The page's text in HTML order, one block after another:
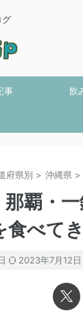
グ
事 飲
府県別 > 沖縄県 >
那覇・
べてき
2023年7月12日